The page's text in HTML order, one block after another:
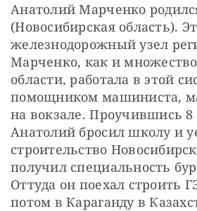
Анатолий Марченко
(Новосибирская область).
железнодорожный узел
Марченко, как и
области, работала в этой
помощником машиниста,
на вокзале. Проучившись 8
Анатолий бросил школу и
строительство
получил специальность
Оттуда он поехал строить
потом в Караганду в